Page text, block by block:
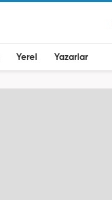
Yerel Yazarlar